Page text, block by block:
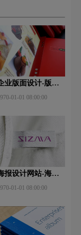
业版面设计-版面
式有哪些？
01-01 08:00:00
报设计网站-海报
？特点有哪些？
01-01 08:00:00